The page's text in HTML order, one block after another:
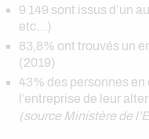
9 149 sont issus d’un
etc…)
83,8% ont trouvés un
(2019)
43% des personnes
l’entreprise de leur
(source Ministère de